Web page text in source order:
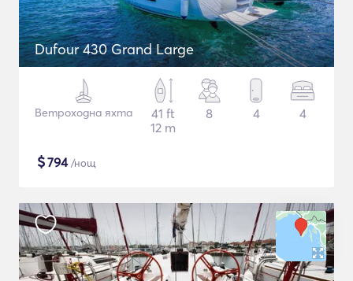
Dufour 430 Grand Large
Ветроходна яхта
41 ft
12 m
8 4 4
$794/нощ